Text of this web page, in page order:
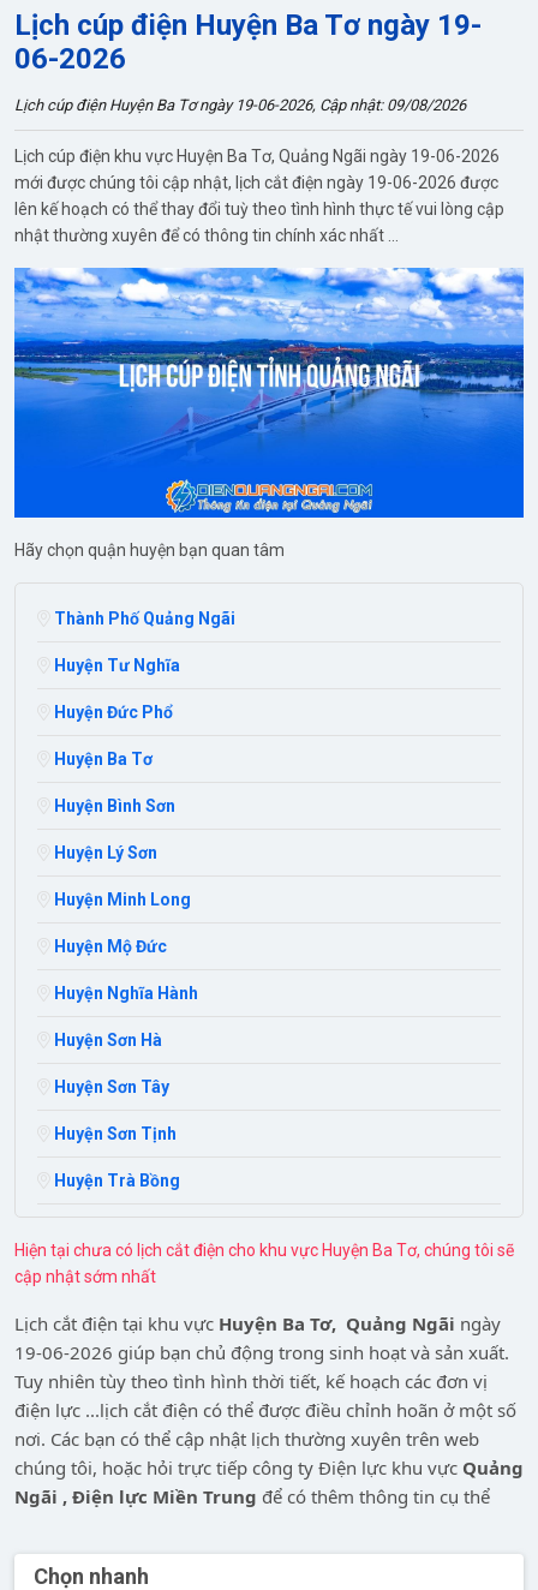
19-06-2026
Lịch cúp điện Huyện Ba Tơ ngày 19-
06-2026
Lịch cúp điện Huyện Ba Tơ ngày 19-06-2026, Cập nhật: 09/08/2026
Lịch cúp điện khu vực Huyện Ba Tơ, Quảng Ngãi ngày 19-06-2026
mới được chúng tôi cập nhật, lịch cắt điện ngày 19-06-2026 được
lên kế hoạch có thể thay đổi tuỳ theo tình hình thực tế vui lòng cập
nhật thường xuyên để có thông tin chính xác nhất ...
Hãy chọn quận huyện bạn quan tâm
Thành Phố Quảng Ngãi
Huyện Tư Nghĩa
Huyện Đức Phổ
Huyện Ba Tơ
Huyện Bình Sơn
Huyện Lý Sơn
Huyện Minh Long
Huyện Mộ Đức
Huyện Nghĩa Hành
Huyện Sơn Hà
Huyện Sơn Tây
Huyện Sơn Tịnh
Huyện Trà Bồng
Hiện tại chưa có lịch cắt điện cho khu vực Huyện Ba Tơ, chúng tôi sẽ
cập nhật sớm nhất
Lịch cắt điện tại khu vực Huyện Ba Tơ, Quảng Ngãi ngày
19-06-2026 giúp bạn chủ động trong sinh hoạt và sản xuất.
Tuy nhiên tùy theo tình hình thời tiết, kế hoạch các đơn vị
điện lực ...lịch cắt điện có thể được điều chỉnh hoãn ở một số
nơi. Các bạn có thể cập nhật lịch thường xuyên trên web
chúng tôi, hoặc hỏi trực tiếp công ty Điện lực khu vực Quảng
Ngãi , Điện lực Miền Trung để có thêm thông tin cụ thể
Chọn nhanh